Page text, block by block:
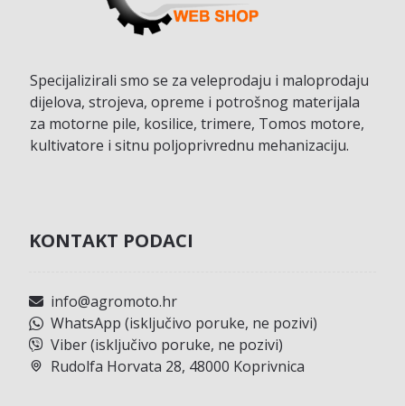
Specijalizirali smo se za veleprodaju i maloprodaju
dijelova, strojeva, opreme i potrošnog materijala
za motorne pile, kosilice, trimere, Tomos motore,
kultivatore i sitnu poljoprivrednu mehanizaciju.
KONTAKT PODACI
info@agromoto.hr
WhatsApp (isključivo poruke, ne pozivi)
Viber (isključivo poruke, ne pozivi)
Rudolfa Horvata 28, 48000 Koprivnica